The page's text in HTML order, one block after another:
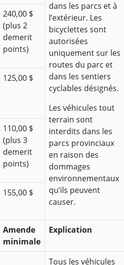
dans les parcs et à
l’extérieur. Les
bicyclettes sont
autorisées
uniquement sur les
routes du parc et
dans les sentiers
cyclables désignés.
Les véhicules tout
terrain sont
interdits dans les
parcs provinciaux
en raison des
dommages
environnementaux
qu’ils peuvent
causer.
240,00 $
(plus 2
demerit
points)
125,00 $
110,00 $
(plus 3
demerit
points)
155,00 $
Amende
minimale
Explication
Tous les véhicules